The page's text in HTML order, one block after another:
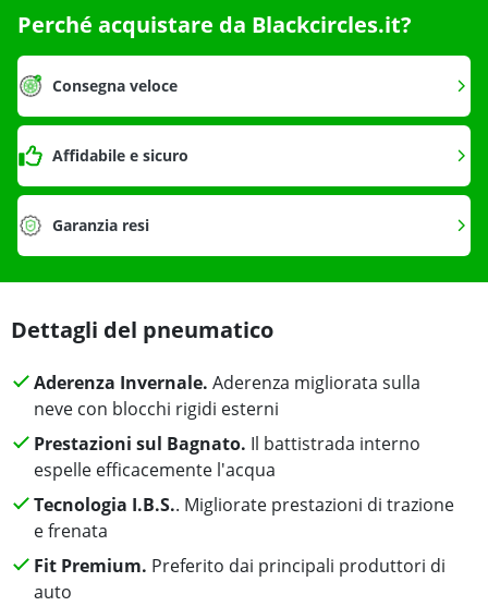
Perché acquistare da Blackcircles.it?
Consegna veloce
Affidabile e sicuro
Garanzia resi
Dettagli del pneumatico
Aderenza Invernale. Aderenza migliorata sulla
neve con blocchi rigidi esterni
Prestazioni sul Bagnato. Il battistrada interno
espelle efficacemente l'acqua
Tecnologia I.B.S.. Migliorate prestazioni di trazione
e frenata
Fit Premium. Preferito dai principali produttori di
auto